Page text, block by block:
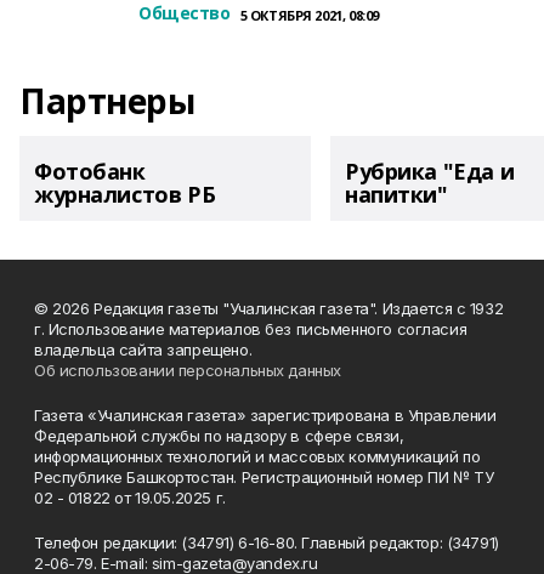
Общество 5 ОКТЯБРЯ 2021, 08:09
Партнеры
Фотобанк
журналистов РБ
Рубрика "Еда и
напитки"
© 2026 Редакция газеты "Учалинская газета". Издается с 1932
г. Использование материалов без письменного согласия
владельца сайта запрещено.
Об использовании персональных данных
Газета «Учалинская газета» зарегистрирована в Управлении
Федеральной службы по надзору в сфере связи,
информационных технологий и массовых коммуникаций по
Республике Башкортостан. Регистрационный номер ПИ № ТУ
02 - 01822 от 19.05.2025 г.
Телефон редакции: (34791) 6-16-80. Главный редактор: (34791)
2-06-79. Е-mаil: sim-gazeta@yandex.ru